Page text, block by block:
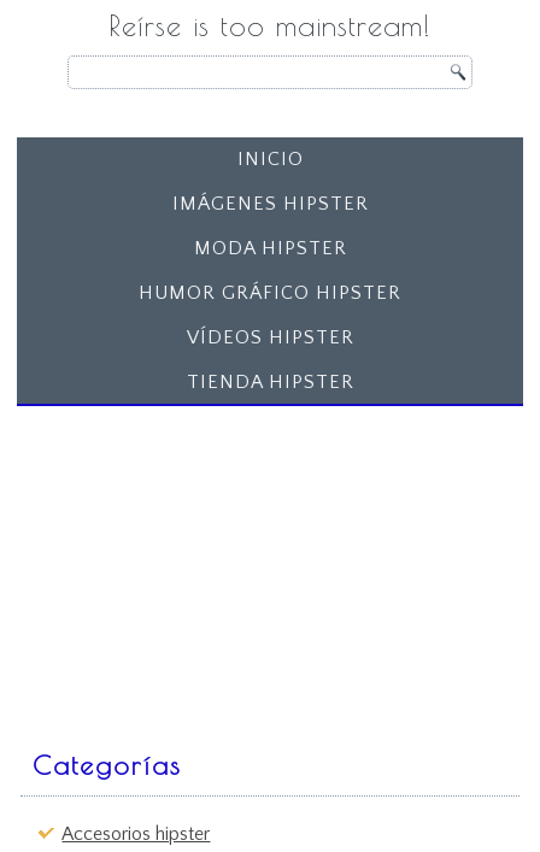
Reírse is too mainstream!
INICIO
IMÁGENES HIPSTER
MODA HIPSTER
HUMOR GRÁFICO HIPSTER
VÍDEOS HIPSTER
TIENDA HIPSTER
Categorías
Accesorios hipster